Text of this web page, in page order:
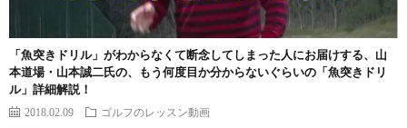
「魚突きドリル」がわからなくて断念してしまった人にお届けする、山
本道場・山本誠二氏の、もう何度目か分からないぐらいの「魚突きドリ
ル」詳細解説！
2018.02.09 ゴルフのレッスン動画